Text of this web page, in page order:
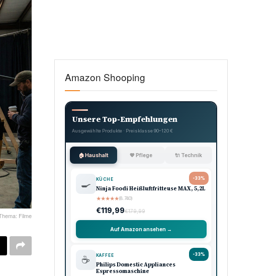
Filme
Amazon Shooping
Unsere Top-Empfehlungen
Ausgewählte Produkte · Preisklasse 90–120 €
🏠 Haushalt 💖 Pflege 🔌 Technik
-33%
🍳 KÜCHE
Ninja Foodi Heißluftfritteuse MAX, 5,2L
★★★★★(8.740)
€119,99€179,99
Auf Amazon ansehen →
-33%
☕ KAFFEE
Philips Domestic Appliances
Espressomaschine